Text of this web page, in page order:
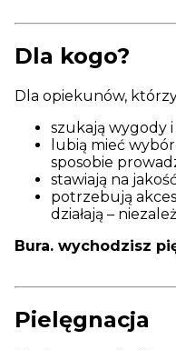
Dla kogo?
Dla opiekunów,
szukają wygody
lubią mieć
sposobie
stawiają na
potrzebują
działają –
Bura. wychodzisz
Pielęgnacja